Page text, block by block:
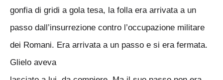
gonfia di gridi a gola tesa, la folla era arrivata a un
passo dall’insurrezione contro l’occupazione militare
dei Romani. Era arrivata a un passo e si era fermata.
Glielo aveva